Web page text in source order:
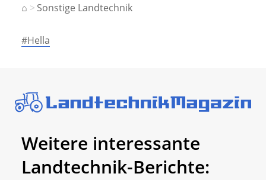
⌂ Sonstige Landtechnik
#Hella
Weitere interessante
Landtechnik-Berichte: